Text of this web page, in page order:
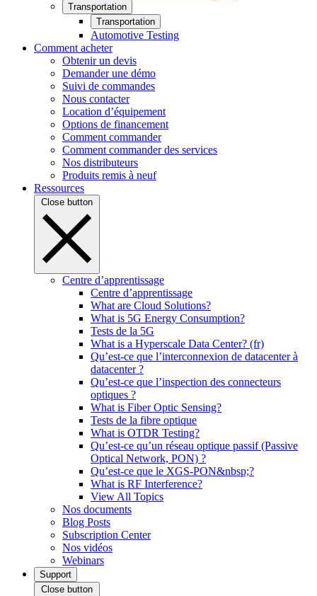
Transportation
Transportation
Automotive Testing
Comment acheter
Obtenir un devis
Demander une démo
Suivi de commandes
Nous contacter
Location d’équipement
Options de financement
Comment commander
Comment commander des services
Nos distributeurs
Produits remis à neuf
Ressources
Close button
Centre d’apprentissage
Centre d’apprentissage
What are Cloud Solutions?
What is 5G Energy Consumption?
Tests de la 5G
What is a Hyperscale Data Center? (fr)
Qu’est-ce que l’interconnexion de datacenter à
datacenter ?
Qu’est-ce que l’inspection des connecteurs
optiques ?
What is Fiber Optic Sensing?
Tests de la fibre optique
What is OTDR Testing?
Qu’est-ce qu’un réseau optique passif (Passive
Optical Network, PON) ?
Qu’est-ce que le XGS-PON&nbsp;?
What is RF Interference?
View All Topics
Nos documents
Blog Posts
Subscription Center
Nos vidéos
Webinars
Support
Close button